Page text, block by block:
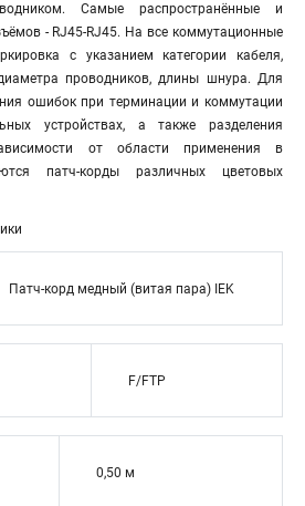
Самые распространённые и
- RJ45-RJ45. На все коммутационные
с указанием категории кабеля,
проводников, длины шнура. Для
ошибок при терминации и коммутации
устройствах, а также разделения
от области применения в
патч-корды различных цветовых
Патч-корд медный (витая пара) IEK
F/FTP
0,50 м